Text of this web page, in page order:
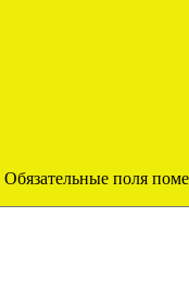
Обязательные поля